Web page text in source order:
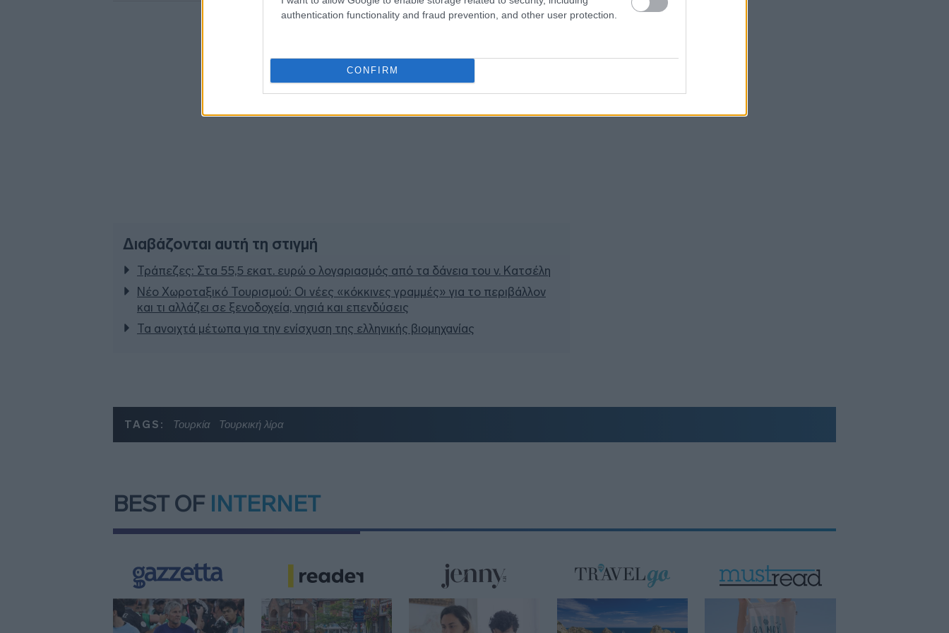
authentication functionality and fraud prevention, and other user protection.
CONFIRM
Διαβάζονται αυτή τη στιγμή
Τράπεζες: Στα 55,5 εκατ. ευρώ ο λογαριασμός από τα δάνεια του ν. Κατσέλη
Νέο Χωροταξικό Τουρισμού: Οι νέες «κόκκινες γραμμές» για το περιβάλλον
και τι αλλάζει σε ξενοδοχεία, νησιά και επενδύσεις
Τα ανοιχτά μέτωπα για την ενίσχυση της ελληνικής βιομηχανίας
TAGS: Τουρκία Τουρκική λίρα
BEST OF INTERNET